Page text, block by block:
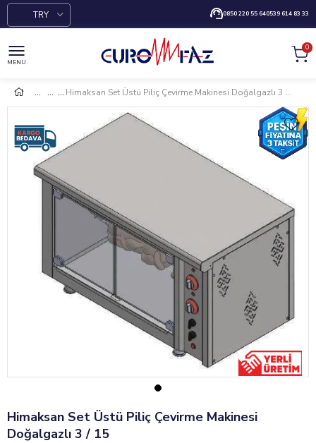
0850 220 55 640539 614 83 33
TRY
MENU
0
Himaksan Set Üstü Piliç Çevirme Makinesi Doğalgazlı 3 / 15
Himaksan Set Üstü Piliç Çevirme Makinesi
Doğalgazlı 3 / 15